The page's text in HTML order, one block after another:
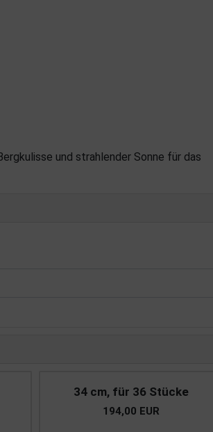
und strahlender Sonne für das
34 cm, für 36 Stücke
194,00 EUR